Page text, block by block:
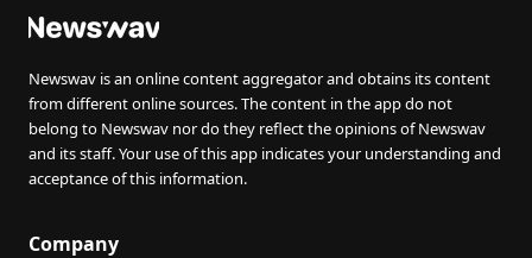
Newswav is an online content aggregator and obtains its content
from different online sources. The content in the app do not
belong to Newswav nor do they reflect the opinions of Newswav
and its staff. Your use of this app indicates your understanding and
acceptance of this information.
Company